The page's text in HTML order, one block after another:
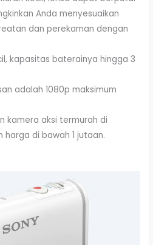
Anda menyesuaikan
dan perekaman dengan
kapasitas baterainya hingga 3
adalah 1080p maksimum
kamera aksi termurah di
harga di bawah 1 jutaan.